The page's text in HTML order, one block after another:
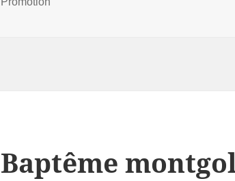
Baptême